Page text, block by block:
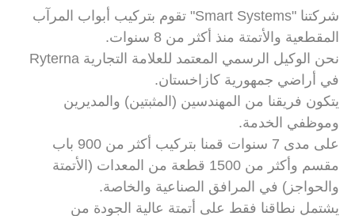
شركتنا "Smart Systems" تقوم بتركيب أبواب المرآب
المقطعية والأتمتة منذ أكثر من 8 سنوات.
نحن الوكيل الرسمي المعتمد للعلامة التجارية Ryterna
في أراضي جمهورية كازاخستان.
يتكون فريقنا من المهندسين (المثبتين) والمديرين
وموظفي الخدمة.
على مدى 7 سنوات قمنا بتركيب أكثر من 900 باب
مقسم وأكثر من 1500 قطعة من المعدات (الأتمتة
والحواجز) في المرافق الصناعية والخاصة.
يشتمل نطاقنا فقط على أتمتة عالية الجودة من